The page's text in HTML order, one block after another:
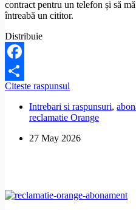
contract pentru un telefon și să
întreabă un cititor.
Distribuie
Facebook
Share
Citeste raspunsul
întârziere
la
contract
abuzive
Intrebari si raspunsuri,
reclamatie Orange
27 May 2026